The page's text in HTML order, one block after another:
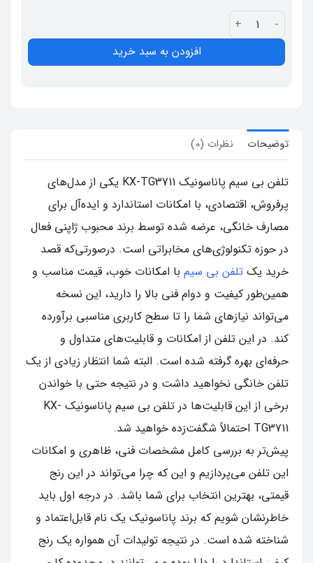
تلفن بی‌ سیم پاناسونیک KX-TG3711 عدد
افزودن به سبد خرید
توضیحات نظرات (0)
تلفن بی‌ سیم پاناسونیک KX-TG3711 یکی از مدل‌های
پرفروش، اقتصادی، با امکانات استاندارد و ایده‌آل برای
مصارف خانگی، عرضه شده توسط برند محبوب ژاپنی فعال
در حوزه تکنولوژی‌های مخابراتی است. درصورتی‌که قصد
خرید یک تلفن بی سیم با امکانات خوب، قیمت مناسب و
همین‌طور کیفیت و دوام فنی بالا را دارید، این نسخه
می‌تواند نیازهای شما را تا سطح کاربری مناسبی برآورده
کند. در این تلفن از امکانات و قابلیت‌های متداول و
حرفه‌ای بهره گرفته شده است. البته شما انتظار زیادی از یک
تلفن خانگی نخواهید داشت و در نتیجه حتی با خواندن
برخی از این قابلیت‌ها در تلفن بی سیم پاناسونیک KX-
TG3711 احتمالاً شگفت‌زده خواهید شد.
پیش‌تر به بررسی کامل مشخصات فنی، ظاهری و امکانات
این تلفن می‌پردازیم و این که چرا می‌تواند در این رنج
قیمتی، بهترین انتخاب برای شما باشد. در درجه اول باید
خاطرنشان شویم که برند پاناسونیک یک نام قابل‌اعتماد و
شناخته شده است. در نتیجه تولیدات آن همواره یک رنج